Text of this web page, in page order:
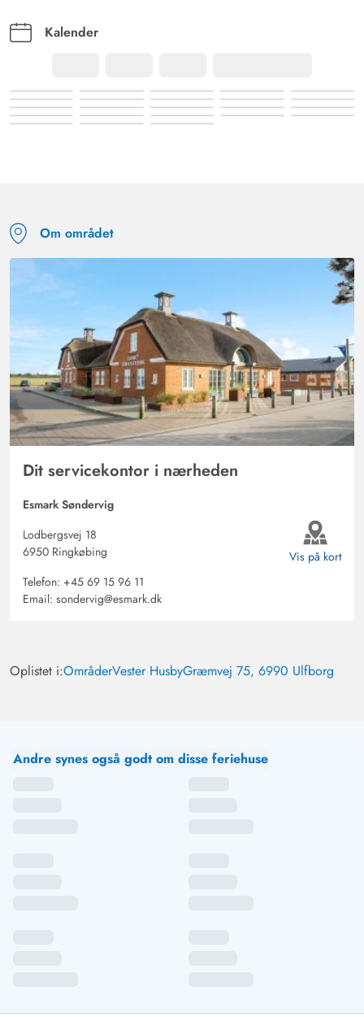
Kalender
Om området
Dit servicekontor i nærheden
Esmark Søndervig
Lodbergsvej 18
6950 Ringkøbing
Telefon: +45 69 15 96 11
Email: sondervig@esmark.dk
Vis på kort
Oplistet i:OmråderVester HusbyGræmvej 75, 6990 Ulfborg
Andre synes også godt om disse feriehuse